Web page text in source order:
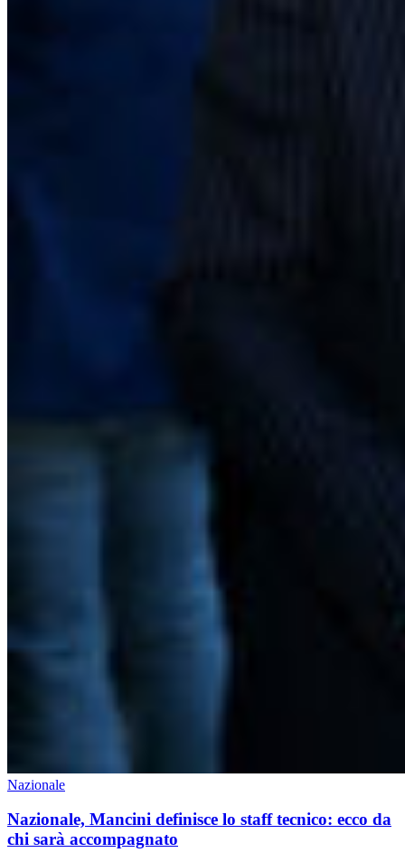
Nazionale
Nazionale, Mancini definisce lo staff tecnico: ecco da
chi sarà accompagnato